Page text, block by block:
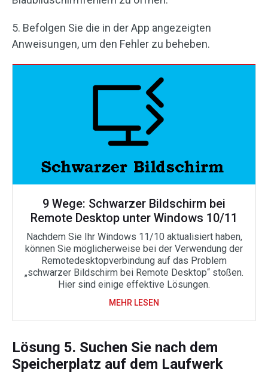
5. Befolgen Sie die in der App angezeigten
Anweisungen, um den Fehler zu beheben.
9 Wege: Schwarzer Bildschirm bei
Remote Desktop unter Windows 10/11
Nachdem Sie Ihr Windows 11/10 aktualisiert haben,
können Sie möglicherweise bei der Verwendung der
Remotedesktopverbindung auf das Problem
„schwarzer Bildschirm bei Remote Desktop“ stoßen.
Hier sind einige effektive Lösungen.
MEHR LESEN
Lösung 5. Suchen Sie nach dem
Speicherplatz auf dem Laufwerk